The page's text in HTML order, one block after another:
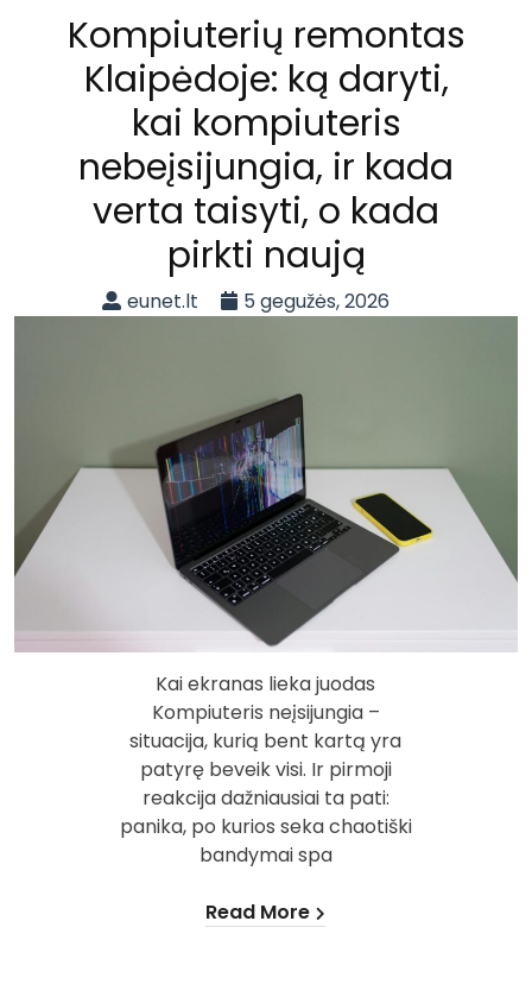
Kompiuterių remontas
Klaipėdoje: ką daryti,
kai kompiuteris
nebeįsijungia, ir kada
verta taisyti, o kada
pirkti naują
eunet.lt 5 gegužės, 2026
Kai ekranas lieka juodas
Kompiuteris neįsijungia –
situacija, kurią bent kartą yra
patyrę beveik visi. Ir pirmoji
reakcija dažniausiai ta pati:
panika, po kurios seka chaotiški
bandymai spa
Read More